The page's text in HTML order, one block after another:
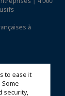
to ease it
security,
à